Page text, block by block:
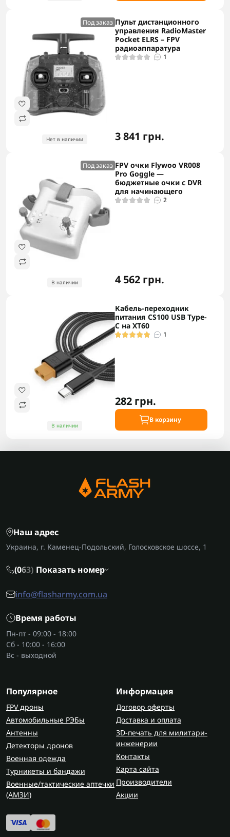
Под заказ
Нет в наличии
Пульт дистанционного
управления RadioMaster
Pocket ELRS – FPV
радиоаппаратура
1
3 841 грн.
Под заказ
В наличии
FPV очки Flywoo VR008
Pro Goggle —
бюджетные очки с DVR
для начинающего
2
4 562 грн.
В наличии
Кабель-переходник
питания CS100 USB Type-
C на XT60
1
282 грн.
В корзину
Наш адрес
Украина, г. Каменец-Подольский, Голосковское шоссе, 1
(063) Показать номер
info@flasharmy.com.ua
Время работы
Пн-пт - 09:00 - 18:00
Сб - 10:00 - 16:00
Вс - выходной
Популярное
FPV дроны
Автомобильные РЭБы
Антенны
Детекторы дронов
Военная одежда
Турникеты и бандажи
Военные/тактические аптечки
(AMЗИ)
Информация
Договор оферты
Доставка и оплата
3D-печать для милитари-
инженерии
Контакты
Карта сайта
Производители
Акции